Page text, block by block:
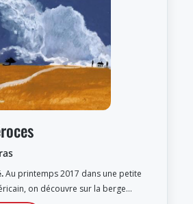
Au printemps 2017 dans une petite
on découvre sur la berge…